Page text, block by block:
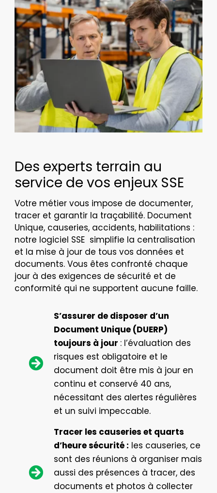
Des experts terrain au
service de vos enjeux SSE
Votre métier vous impose de documenter,
tracer et garantir la traçabilité. Document
Unique, causeries, accidents, habilitations :
notre logiciel SSE simplifie la centralisation
et la mise à jour de tous vos données et
documents. Vous êtes confronté chaque
jour à des exigences de sécurité et de
conformité qui ne supportent aucune faille.
S’assurer de disposer d’un
Document Unique (DUERP)
toujours à jour : l’évaluation des
risques est obligatoire et le
document doit être mis à jour en
continu et conservé 40 ans,
nécessitant des alertes régulières
et un suivi impeccable.
Tracer les causeries et quarts
d’heure sécurité : les causeries, ce
sont des réunions à organiser mais
aussi des présences à tracer, des
documents et photos à collecter